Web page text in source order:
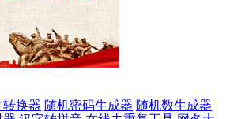
转换器 随机密码生成器 随机数生成器